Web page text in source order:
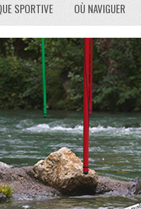
SPORTIVE OÙ NAVIGUER